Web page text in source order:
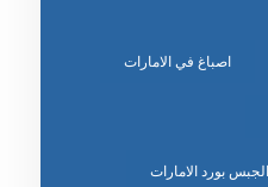
اصباغ في الامارات
الجبس بورد الامارات